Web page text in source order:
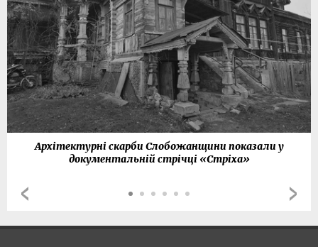
Архітектурні скарби Слобожанщини показали у
документальній стрічці «Стріха»